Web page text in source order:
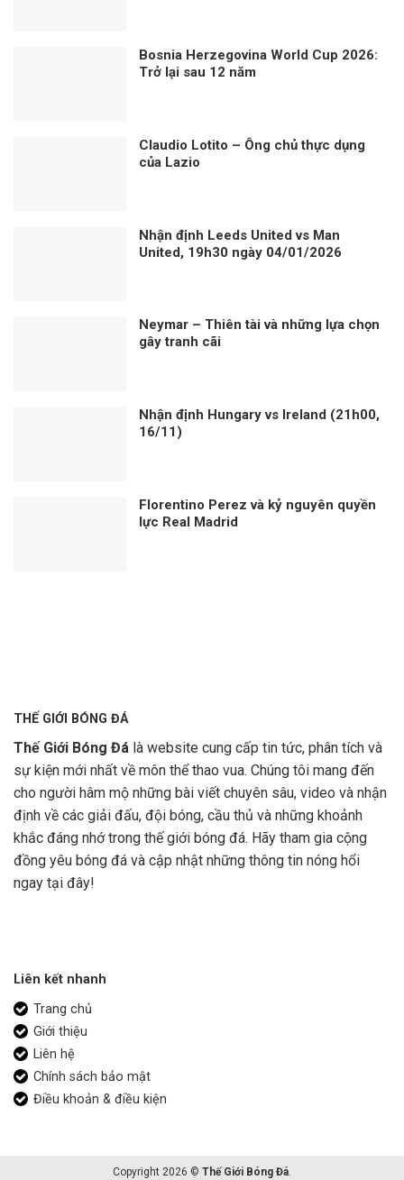
Bosnia Herzegovina World Cup 2026:
Trở lại sau 12 năm
Claudio Lotito – Ông chủ thực dụng
của Lazio
Nhận định Leeds United vs Man
United, 19h30 ngày 04/01/2026
Neymar – Thiên tài và những lựa chọn
gây tranh cãi
Nhận định Hungary vs Ireland (21h00,
16/11)
Florentino Perez và kỷ nguyên quyền
lực Real Madrid
THẾ GIỚI BÓNG ĐÁ
Thế Giới Bóng Đá là website cung cấp tin tức, phân tích và
sự kiện mới nhất về môn thể thao vua. Chúng tôi mang đến
cho người hâm mộ những bài viết chuyên sâu, video và nhận
định về các giải đấu, đội bóng, cầu thủ và những khoảnh
khắc đáng nhớ trong thế giới bóng đá. Hãy tham gia cộng
đồng yêu bóng đá và cập nhật những thông tin nóng hổi
ngay tại đây!
Liên kết nhanh
Trang chủ
Giới thiệu
Liên hệ
Chính sách bảo mật
Điều khoản & điều kiện
Copyright 2026 © Thế Giới Bóng Đá.